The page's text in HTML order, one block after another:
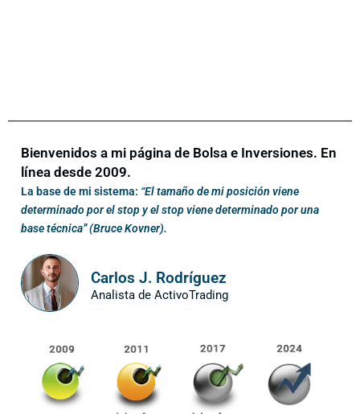
Bienvenidos a mi página de Bolsa e Inversiones. En
línea desde 2009.
La base de mi sistema: “El tamaño de mi posición viene
determinado por el stop y el stop viene determinado por una
base técnica” (Bruce Kovner).
Carlos J. Rodríguez
Analista de ActivoTrading